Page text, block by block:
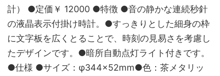
計） ●定価￥ 12000 ●特徴 ●音の静かな連続秒針
の液晶表示付掛け時計。●すっきりとした細身の枠
に文字板を広くとることで、時刻の見易さを考慮し
たデザインです。●暗所自動点灯ライト付きです。
●仕様 ●サイズ：φ344×52mm●色：茶メタリッ